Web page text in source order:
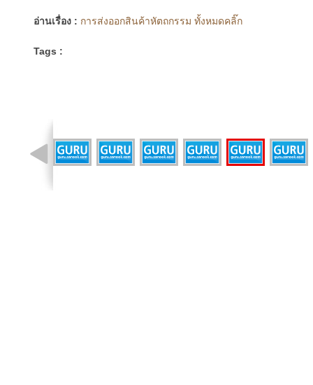
อ่านเรื่อง : การส่งออกสินค้าหัตถกรรม ทั้งหมดคลิ๊ก
Tags :